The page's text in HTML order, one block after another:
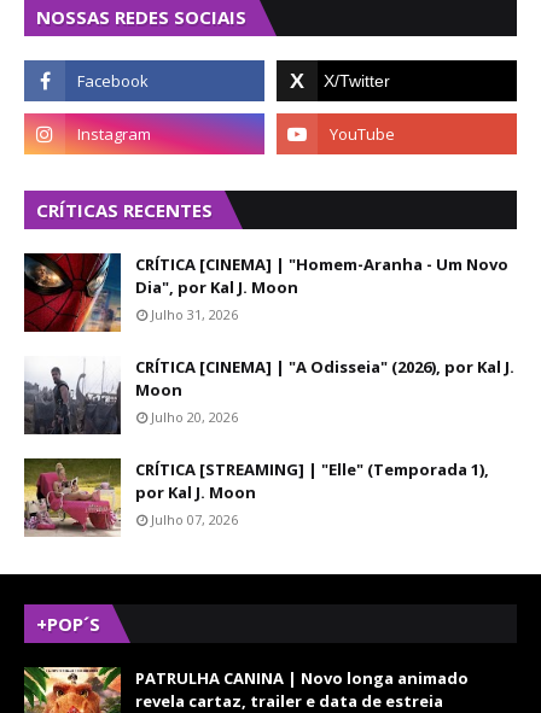
NOSSAS REDES SOCIAIS
CRÍTICAS RECENTES
CRÍTICA [CINEMA] | "Homem-Aranha - Um Novo
Dia", por Kal J. Moon
Julho 31, 2026
CRÍTICA [CINEMA] | "A Odisseia" (2026), por Kal J.
Moon
Julho 20, 2026
CRÍTICA [STREAMING] | "Elle" (Temporada 1),
por Kal J. Moon
Julho 07, 2026
+POP´S
PATRULHA CANINA | Novo longa animado
revela cartaz, trailer e data de estreia